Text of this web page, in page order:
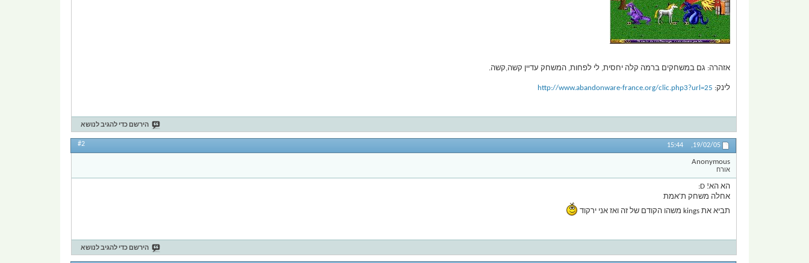
אזהרה: גם במשחקים ברמה קלה יחסית, לי לפחות, המשחק עדיין קשה,קשה.
לינק: http://www.abandonware-france.org/clic.php3?url=25
הירשם כדי להגיב לנושא
19/02/05,
15:44
#2
Anonymous
אורח
הא הא! D:
אחלה משחק ת'אמת
תביא את kings משהו הקודם של זה ואז אני ירקוד
הירשם כדי להגיב לנושא